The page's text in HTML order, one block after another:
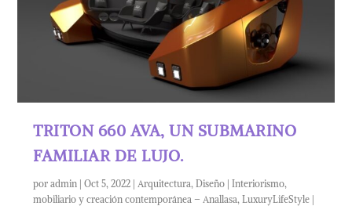
TRITON 660 AVA, UN SUBMARINO
FAMILIAR DE LUJO.
poradmin |Oct 5, 2022 Arquitectura,Diseño | Interiorismo,
mobiliario y creación contemporánea – Anallasa,LuxuryLifeStyle